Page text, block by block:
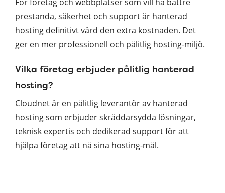
prestanda, säkerhet och support är hanterad
hosting definitivt värd den extra kostnaden. Det
ger en mer professionell och pålitlig hosting-miljö.
Vilka företag erbjuder pålitlig hanterad
hosting?
Cloudnet är en pålitlig leverantör av hanterad
hosting som erbjuder skräddarsydda lösningar,
teknisk expertis och dedikerad support för att
hjälpa företag att nå sina hosting-mål.